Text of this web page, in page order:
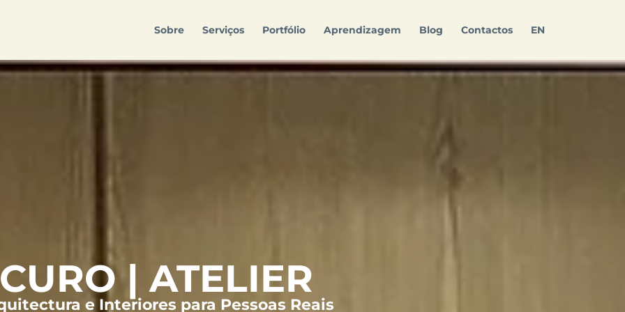
Sobre Serviços Portfólio Aprendizagem Blog Contactos EN
CURO | ATELIER
e Interiores para Pessoas Reais